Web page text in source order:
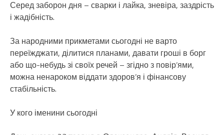
Серед заборон дня – сварки і лайка, зневіра, заздрість
і жадібність.
За народними прикметами сьогодні не варто
переїжджати, ділитися планами, давати гроші в борг
або що-небудь зі своїх речей – згідно з повір’ями,
можна ненароком віддати здоров’я і фінансову
стабільність.
У кого іменини сьогодні